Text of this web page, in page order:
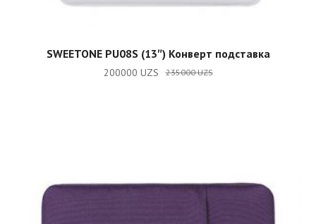
ADD TO CART
SWEETONE PU08S (13″) Конверт подставка
235000UZS
200000 UZS